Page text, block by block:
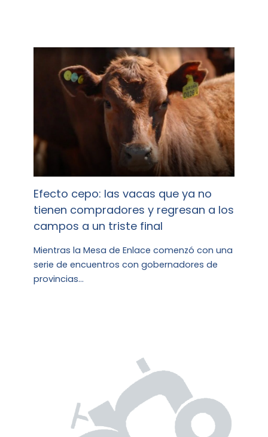
Efecto cepo: las vacas que ya no
tienen compradores y regresan a los
campos a un triste final
Mientras la Mesa de Enlace comenzó con una
serie de encuentros con gobernadores de
provincias…